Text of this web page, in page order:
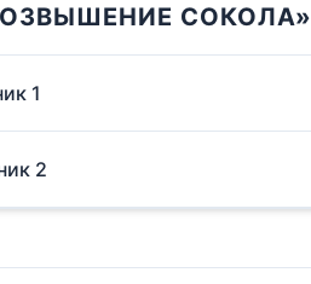
СОКОЛА»
1
2